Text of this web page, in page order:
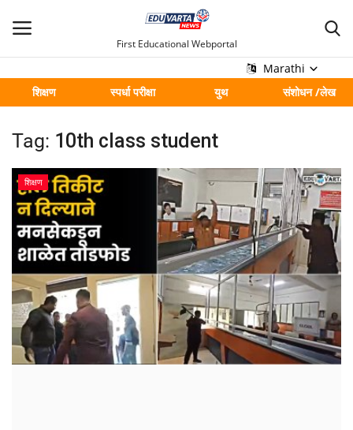
First Educational Webportal
Marathi
शिक्षण
स्पर्धा परीक्षा युथ संशोधन /लेख
मुख्य
Contact
शिक्षण
स्पर्धा परीक्षा
संशोधन /लेख
शहर
Tag: 10th class student
शिक्षण